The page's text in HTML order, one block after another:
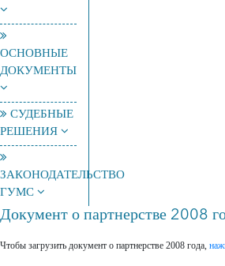
ОСНОВНЫЕ
ДОКУМЕНТЫ
СУДЕБНЫЕ
РЕШЕНИЯ
ЗАКОНОДАТЕЛЬСТВО
ГУМС
Документ о партнерстве 2008
Чтобы загрузить документ о партнерстве 2008 года,